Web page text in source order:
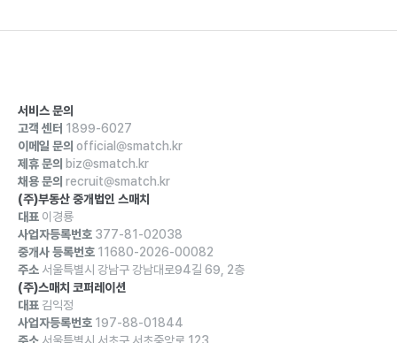
서비스 문의
고객 센터 1899-6027
이메일 문의 official@smatch.kr
제휴 문의 biz@smatch.kr
채용 문의 recruit@smatch.kr
(주)부동산 중개법인 스매치
대표 이경룡
사업자등록번호 377-81-02038
중개사 등록번호 11680-2026-00082
주소 서울특별시 강남구 강남대로94길 69, 2층
(주)스매치 코퍼레이션
대표 김익정
사업자등록번호 197-88-01844
주소 서울특별시 서초구 서초중앙로 123